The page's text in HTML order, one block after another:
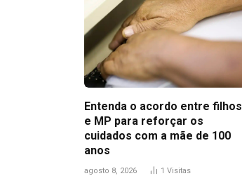
Entenda o acordo entre filhos
e MP para reforçar os
cuidados com a mãe de 100
anos
agosto 8, 2026 1 Visitas